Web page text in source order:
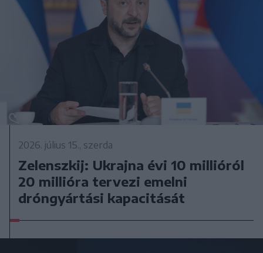
2026. július 15., szerda
Zelenszkij: Ukrajna évi 10 millióról
20 millióra tervezi emelni
dróngyártási kapacitását